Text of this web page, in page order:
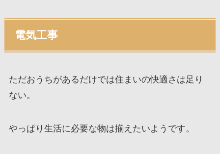
電気工事
ただおうちがあるだけでは住まいの快適さは足り
ない。
やっぱり生活に必要な物は揃えたいようです。